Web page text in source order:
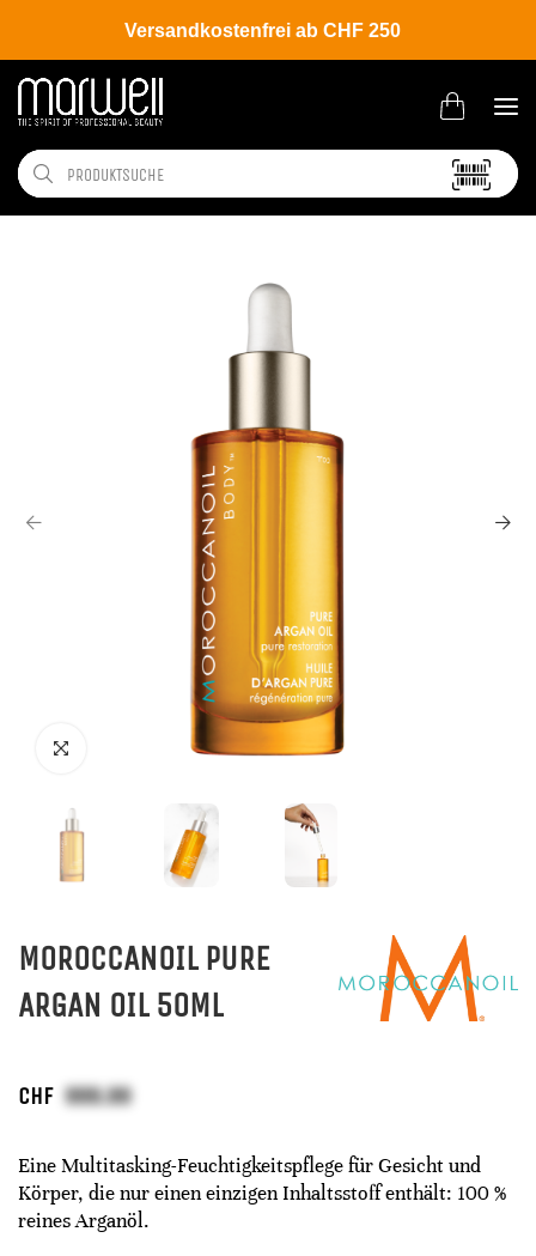
Versandkostenfrei ab CHF 250
Shop Brands Moroccanoil
MOROCCANOIL PURE
ARGAN OIL 50ML
CHF
Eine Multitasking-Feuchtigkeitspflege für Gesicht und
Körper, die nur einen einzigen Inhaltsstoff enthält: 100 %
reines Arganöl.